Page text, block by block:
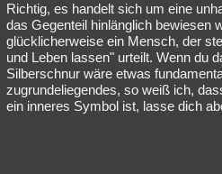
Richtig, es handelt sich um eine
das Gegenteil hinlänglich bewiesen
glücklicherweise ein Mensch, der
und Leben lassen" urteilt. Wenn du
Silberschnur wäre etwas
zugrundeliegendes, so weiß ich,
ein inneres Symbol ist, lasse dich